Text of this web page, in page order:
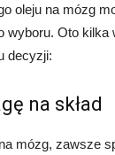
oleju na mózg
wyboru. Oto
decyzji:
na skład
mózg, zawsze